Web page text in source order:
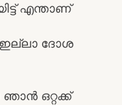
എന്താണ്
ദോശ
ഒറ്റക്ക്